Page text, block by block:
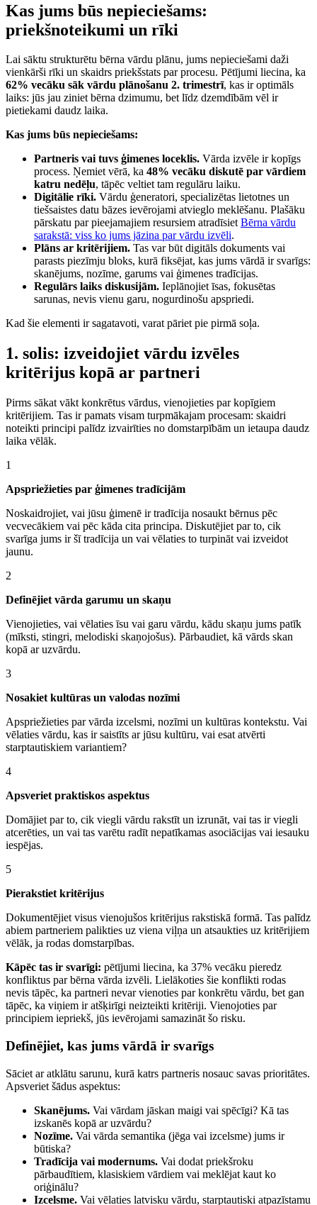
Kas jums būs nepieciešams:
priekšnoteikumi un rīki
Lai sāktu strukturētu bērna vārdu plānu, jums nepieciešami daži
vienkārši rīki un skaidrs priekšstats par procesu. Pētījumi liecina, ka
62% vecāku sāk vārdu plānošanu 2. trimestrī, kas ir optimāls
laiks: jūs jau ziniet bērna dzimumu, bet līdz dzemdībām vēl ir
pietiekami daudz laika.
Kas jums būs nepieciešams:
Partneris vai tuvs ģimenes loceklis. Vārda izvēle ir kopīgs
process. Ņemiet vērā, ka 48% vecāku diskutē par vārdiem
katru nedēļu, tāpēc veltiet tam regulāru laiku.
Digitālie rīki. Vārdu ģeneratori, specializētas lietotnes un
tiešsaistes datu bāzes ievērojami atvieglo meklēšanu. Plašāku
pārskatu par pieejamajiem resursiem atradīsietBērna vārdu
sarakstā: viss ko jums jāzina par vārdu izvēli.
Plāns ar kritērijiem. Tas var būt digitāls dokuments vai
parasts piezīmju bloks, kurā fiksējat, kas jums vārdā ir svarīgs:
skanējums, nozīme, garums vai ģimenes tradīcijas.
Regulārs laiks diskusijām. Ieplānojiet īsas, fokusētas
sarunas, nevis vienu garu, nogurdinošu apspriedi.
Kad šie elementi ir sagatavoti, varat pāriet pie pirmā soļa.
1. solis: izveidojiet vārdu izvēles
kritērijus kopā ar partneri
Pirms sākat vākt konkrētus vārdus, vienojieties par kopīgiem
kritērijiem. Tas ir pamats visam turpmākajam procesam: skaidri
noteikti principi palīdz izvairīties no domstarpībām un ietaupa daudz
laika vēlāk.
1
Apspriežieties par ģimenes tradīcijām
Noskaidrojiet, vai jūsu ģimenē ir tradīcija nosaukt bērnus pēc
vecvecākiem vai pēc kāda cita principa. Diskutējiet par to, cik
svarīga jums ir šī tradīcija un vai vēlaties to turpināt vai izveidot
jaunu.
2
Definējiet vārda garumu un skaņu
Vienojieties, vai vēlaties īsu vai garu vārdu, kādu skaņu jums patīk
(mīksti, stingri, melodiski skaņojošus). Pārbaudiet, kā vārds skan
kopā ar uzvārdu.
3
Nosakiet kultūras un valodas nozīmi
Apspriežieties par vārda izcelsmi, nozīmi un kultūras kontekstu. Vai
vēlaties vārdu, kas ir saistīts ar jūsu kultūru, vai esat atvērti
starptautiskiem variantiem?
4
Apsveriet praktiskos aspektus
Domājiet par to, cik viegli vārdu rakstīt un izrunāt, vai tas ir viegli
atcerēties, un vai tas varētu radīt nepatīkamas asociācijas vai iesauku
iespējas.
5
Pierakstiet kritērijus
Dokumentējiet visus vienojušos kritērijus rakstiskā formā. Tas palīdz
abiem partneriem palikties uz viena viļņa un atsaukties uz kritērijiem
vēlāk, ja rodas domstarpības.
Kāpēc tas ir svarīgi: pētījumi liecina, ka 37% vecāku pieredz
konfliktus par bērna vārda izvēli. Lielākoties šie konflikti rodas
nevis tāpēc, ka partneri nevar vienoties par konkrētu vārdu, bet gan
tāpēc, ka viņiem ir atšķirīgi neizteikti kritēriji. Vienojoties par
principiem iepriekš, jūs ievērojami samazināt šo risku.
Definējiet, kas jums vārdā ir svarīgs
Sāciet ar atklātu sarunu, kurā katrs partneris nosauc savas prioritātes.
Apsveriet šādus aspektus:
Skanējums. Vai vārdam jāskan maigi vai spēcīgi? Kā tas
izskanēs kopā ar uzvārdu?
Nozīme. Vai vārda semantika (jēga vai izcelsme) jums ir
būtiska?
Tradīcija vai modernums. Vai dodat priekšroku
pārbaudītiem, klasiskiem vārdiem vai meklējat kaut ko
oriģinālu?
Izcelsme. Vai vēlaties latvisku vārdu, starptautiski atpazīstamu